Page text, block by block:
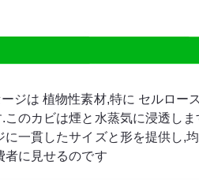
ジは 植物性素材,特に セルロー
のカビは煙と水蒸気に浸透し
一貫したサイズと形を提供し,
者に見せるのです